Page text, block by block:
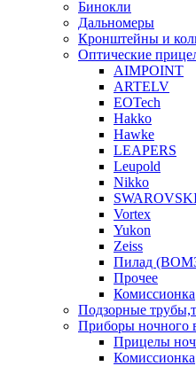
Бинокли
Дальномеры
Кронштейны и
Оптические
AIMPOINT
ARTELV
EOTech
Hakko
Hawke
LEAPERS
Leupold
Nikko
Vortex
Yukon
Zeiss
Пилад
Прочее
Комиссионка
Подзорные
Приборы ночного
Прицелы
Комиссионка